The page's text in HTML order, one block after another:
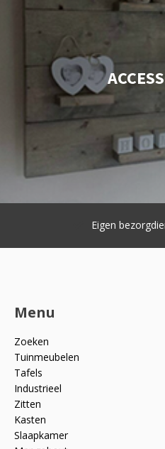
Eigen
Menu
Zoeken
Tuinmeubelen
Tafels
Industrieel
Zitten
Kasten
Slaapkamer